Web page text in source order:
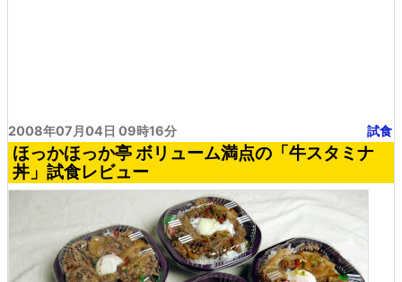
2008年07月04日 09時16分 試食
ほっかほっか亭 ボリューム満点の「牛スタミナ
丼」試食レビュー